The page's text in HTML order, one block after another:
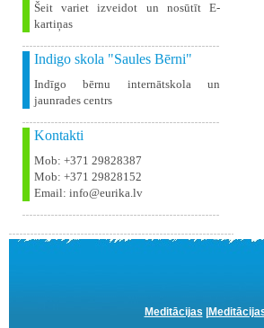
Šeit variet izveidot un nosūtīt E-
kartiņas
Indigo skola "Saules Bērni"
Indīgo bērnu internātskola un
jaunrades centrs
Kontakti
Mob: +371 29828387
Mob: +371 29828152
Email: info@eurika.lv
Meditācijas